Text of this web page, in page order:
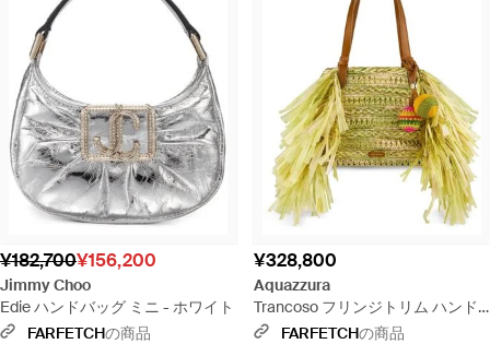
¥182,700¥156,200
Jimmy Choo
Edie ハンドバッグ ミニ - ホワイト
FARFETCHの商品
¥328,800
Aquazzura
Trancoso フリンジトリム ハンド
バッグ - イエロー
FARFETCHの商品